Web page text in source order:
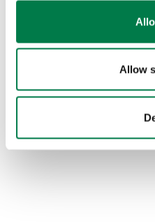
Allow
Beratungsteam
Auswahl von